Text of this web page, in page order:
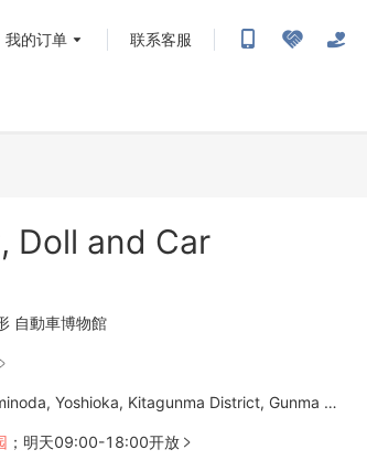
我的订单 联系客服
Doll and Car
自動車博物館
2145 Kaminoda, Yoshioka, Kitagunma District, Gunma 370-3606日本
； 明天09:00-18:00开放 